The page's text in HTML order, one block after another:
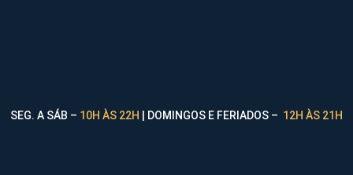
SEG. A SÁB – 10H ÀS 22H | DOMINGOS E FERIADOS – 12H ÀS 21H